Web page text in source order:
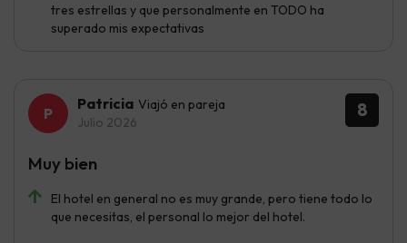
tres estrellas y que personalmente en TODO ha
superado mis expectativas
8
Patricia Viajó en pareja
Julio 2026
El hotel en general no es muy grande, pero tiene todo lo
que necesitas, el personal lo mejor del hotel.
Muy bien